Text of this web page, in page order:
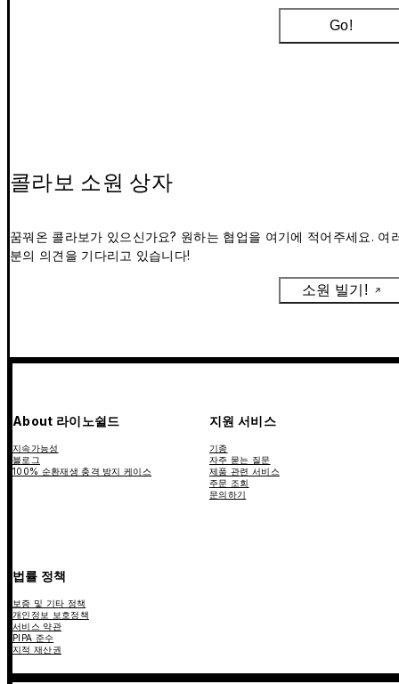
Go!
콜라보 소원 상자
꿈꿔온 콜라보가 있으신가요? 원하는 협업을 여기에 적어주세요. 여
분의 의견을 기다리고 있습니다!
소원 빌기!
About 라이노쉴드
지속가능성
블로그
100% 순환재생 충격 방지 케이스
지원 서비스
기종
자주 묻는 질문
제품 관련 서비스
주문 조회
문의하기
법률 정책
보증 및 기타 정책
개인정보 보호정책
서비스 약관
PIPA 준수
지적 재산권